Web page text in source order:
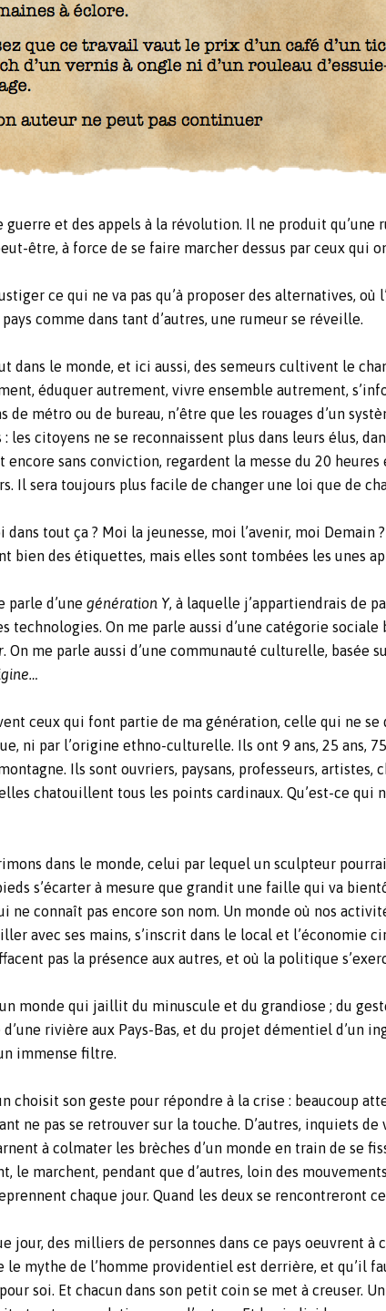
et des appels à la révolution. Il ne produit qu’une
être, à force de se faire marcher dessus par ceux qui
ce qui ne va pas qu’à proposer des alternatives,
comme dans tant d’autres, une rumeur se réveille.
dans le monde, et ici aussi, des semeurs cultivent le
éduquer autrement, vivre ensemble autrement,
de métro ou de bureau, n’être que les rouages d’un
: les citoyens ne se reconnaissent plus dans leurs élus,
encore sans conviction, regardent la messe du 20
Il sera toujours plus facile de changer une loi que de
dans tout ça ? Moi la jeunesse, moi l’avenir, moi Demain
bien des étiquettes, mais elles sont tombées les unes
parle d’une génération Y, à laquelle j’appartiendrais de
On me parle aussi d’une catégorie sociale
. On me parle aussi d’une communauté culturelle, basée
ceux qui font partie de ma génération, celle qui ne se
ni par l’origine ethno-culturelle. Ils ont 9 ans, 25 ans,
Ils sont ouvriers, paysans, professeurs, artistes,
chatouillent tous les points cardinaux. Qu’est-ce qui
dans le monde, celui par lequel un sculpteur
s’écarter à mesure que grandit une faille qui va
ne connaît pas encore son nom. Un monde où nos
avec ses mains, s’inscrit dans le local et l’économie
pas la présence aux autres, et où la politique
un monde qui jaillit du minuscule et du grandiose ; du
d’une rivière aux Pays-Bas, et du projet démentiel d’un
immense filtre.
choisit son geste pour répondre à la crise : beaucoup
ne pas se retrouver sur la touche. D’autres, inquiets
à colmater les brèches d’un monde en train de se
le marchent, pendant que d’autres, loin des
chaque jour. Quand les deux se rencontreront
jour, des milliers de personnes dans ce pays oeuvrent à
mythe de l’homme providentiel est derrière, et qu’il
soi. Et chacun dans son petit coin se met à creuser.